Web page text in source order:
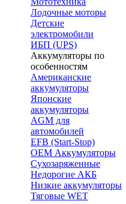
Лодочные моторы
Детские
электромобили
ИБП (UPS)
Аккумуляторы по
особенностям
Американские
аккумуляторы
Японские
аккумуляторы
AGM для
автомобилей
EFB (Start-Stop)
OEM Аккумуляторы
Сухозаряженные
Недорогие АКБ
Низкие аккумуляторы
Тяговые WET